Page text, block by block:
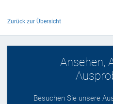
Zurück zur Übersicht
Ansehen,
Besuchen Sie unsere